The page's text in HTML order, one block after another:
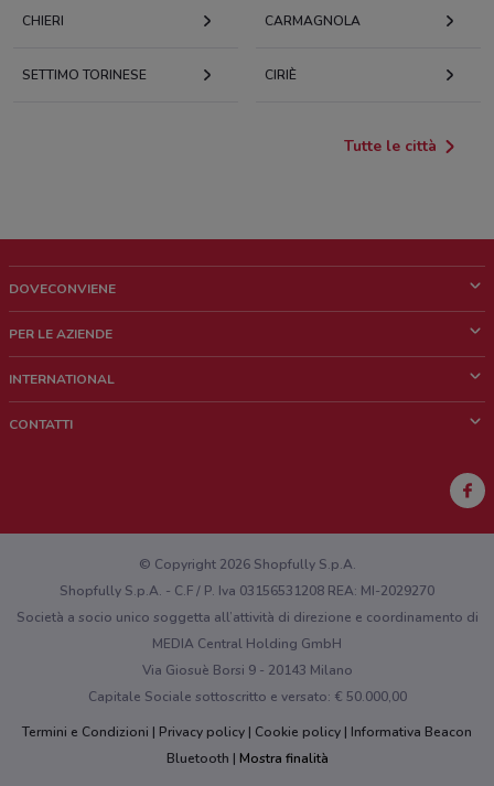
CHIERI CARMAGNOLA
SETTIMO TORINESE CIRIÈ
Tutte le città
DOVECONVIENE
Chi siamo
Lavora con noi
PER LE AZIENDE
Richieste commerciali e marketing
INTERNATIONAL
CONTATTI
Hai un malfunzionamento sul web o sull'app?
© Copyright 2026 Shopfully S.p.A.
Shopfully S.p.A. - C.F / P. Iva 03156531208 REA: MI-2029270
Società a socio unico soggetta all’attività di direzione e coordinamento di
MEDIA Central Holding GmbH
Via Giosuè Borsi 9 - 20143 Milano
Capitale Sociale sottoscritto e versato: € 50.000,00
Termini e Condizioni
Privacy policy Cookie policy
Informativa Beacon
Bluetooth
Mostra finalità